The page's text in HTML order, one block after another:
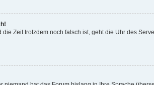
Zeit trotzdem noch falsch ist, geht die Uhr des